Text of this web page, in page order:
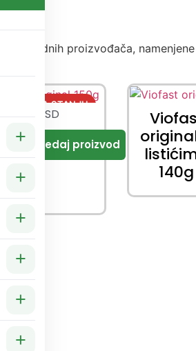
+
+
+
+
+
+
proizvođača,
350 RSD
140g